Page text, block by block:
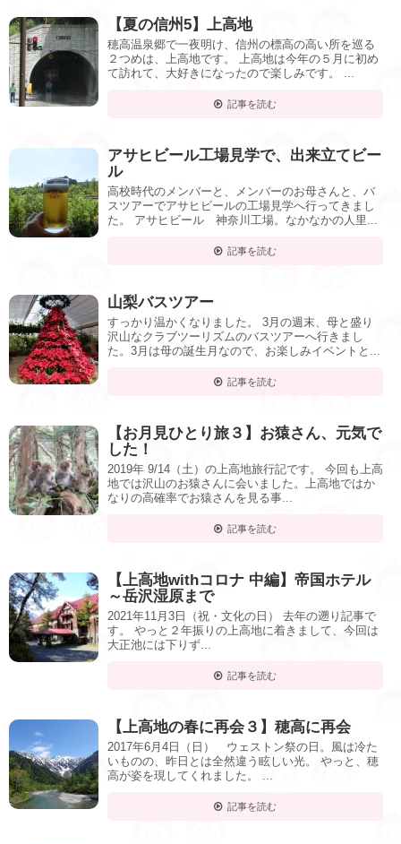
【夏の信州5】上高地
穂高温泉郷で一夜明け、信州の標高の高い所を巡る
２つめは、上高地です。 上高地は今年の５月に初め
て訪れて、大好きになったので楽しみです。 ...
記事を読む
アサヒビール工場見学で、出来立てビー
ル
高校時代のメンバーと、メンバーのお母さんと、バ
スツアーでアサヒビールの工場見学へ行ってきまし
た。 アサヒビール 神奈川工場。なかなかの人里...
記事を読む
山梨バスツアー
すっかり温かくなりました。 3月の週末、母と盛り
沢山なクラブツーリズムのバスツアーへ行きまし
た。3月は母の誕生月なので、お楽しみイベントと...
記事を読む
【お月見ひとり旅３】お猿さん、元気で
した！
2019年 9/14（土）の上高地旅行記です。 今回も上高
地では沢山のお猿さんに会いました。上高地ではか
なりの高確率でお猿さんを見る事...
記事を読む
【上高地withコロナ 中編】帝国ホテル
～岳沢湿原まで
2021年11月3日（祝・文化の日） 去年の遡り記事で
す。 やっと２年振りの上高地に着きまして、今回は
大正池には下りず...
記事を読む
【上高地の春に再会３】穂高に再会
2017年6月4日（日） ウェストン祭の日。風は冷た
いものの、昨日とは全然違う眩しい光。 やっと、穂
高が姿を現してくれました。 ...
記事を読む